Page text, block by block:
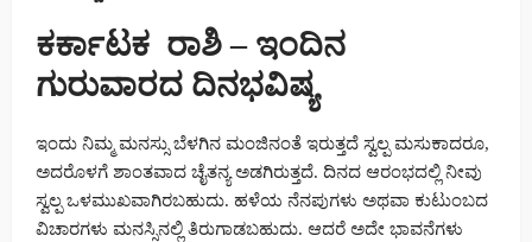
ಕರ್ಕಾಟಕ ರಾಶಿ – ಇಂದಿನ
ಗುರುವಾರದ ದಿನಭವಿಷ್ಯ
ಇಂದು ನಿಮ್ಮ ಮನಸ್ಸು ಬೆಳಗಿನ ಮಂಜಿನಂತೆ ಇರುತ್ತದೆ ಸ್ವಲ್ಪ ಮಸುಕಾದರೂ,
ಅದರೊಳಗೆ ಶಾಂತವಾದ ಚೈತನ್ಯ ಅಡಗಿರುತ್ತದೆ. ದಿನದ ಆರಂಭದಲ್ಲಿ ನೀವು
ಸ್ವಲ್ಪ ಒಳಮುಖವಾಗಿರಬಹುದು. ಹಳೆಯ ನೆನಪುಗಳು ಅಥವಾ ಕುಟುಂಬದ
ವಿಚಾರಗಳು ಮನಸ್ಸಿನಲ್ಲಿ ತಿರುಗಾಡಬಹುದು. ಆದರೆ ಅದೇ ಭಾವನೆಗಳು